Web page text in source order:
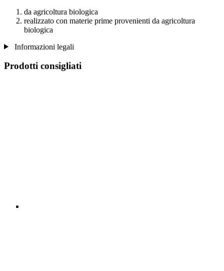
da agricoltura biologica
realizzato con materie prime provenienti da agricoltura
biologica
Informazioni legali
Prodotti consigliati